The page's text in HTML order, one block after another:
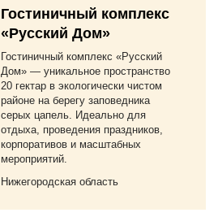
Гостиничный комплекс
«Русский Дом»
Гостиничный комплекс «Русский
Дом» — уникальное пространство
20 гектар в экологически чистом
районе на берегу заповедника
серых цапель. Идеально для
отдыха, проведения праздников,
корпоративов и масштабных
мероприятий.
Нижегородская область